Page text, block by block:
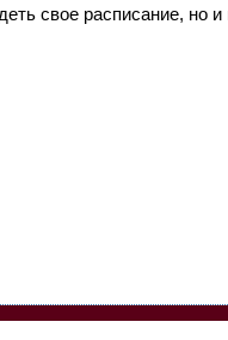
свое расписание,